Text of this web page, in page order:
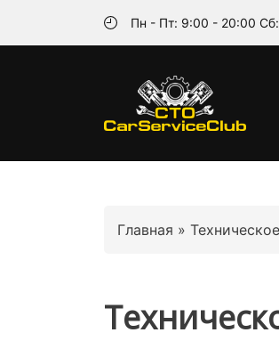
Пн - Пт: 9:00 - 20:00
Главная »